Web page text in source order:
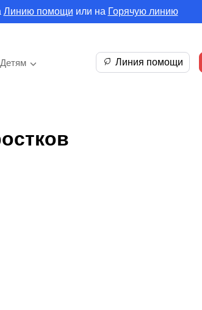
Линию помощи или на Горячую линию
Детям Линия помощи